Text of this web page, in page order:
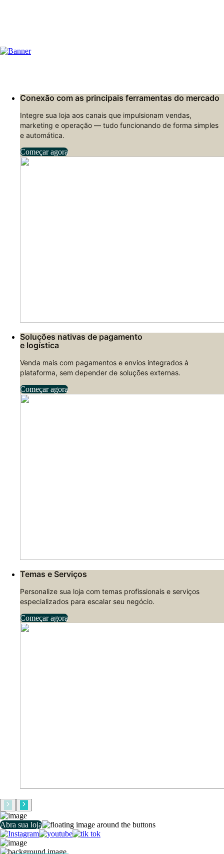
Conexão com as principais ferramentas do mercado
Integre sua loja aos canais que impulsionam vendas,
marketing e operação — tudo funcionando de forma simples
e automática.
Começar agora
Soluções nativas de pagamento
e logística
Venda mais com pagamentos e envios integrados à
plataforma, sem depender de soluções externas.
Começar agora
Temas e Serviços
Personalize sua loja com temas profissionais e serviços
especializados para escalar seu negócio.
Começar agora
Abra sua loja